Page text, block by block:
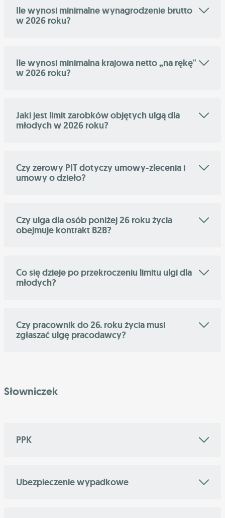
Ile wynosi minimalne wynagrodzenie brutto
w 2026 roku?
Ile wynosi minimalna krajowa netto „na rękę"
w 2026 roku?
Jaki jest limit zarobków objętych ulgą dla
młodych w 2026 roku?
Czy zerowy PIT dotyczy umowy-zlecenia i
umowy o dzieło?
Czy ulga dla osób poniżej 26 roku życia
obejmuje kontrakt B2B?
Co się dzieje po przekroczeniu limitu ulgi dla
młodych?
Czy pracownik do 26. roku życia musi
zgłaszać ulgę pracodawcy?
Słowniczek
PPK
Ubezpieczenie wypadkowe